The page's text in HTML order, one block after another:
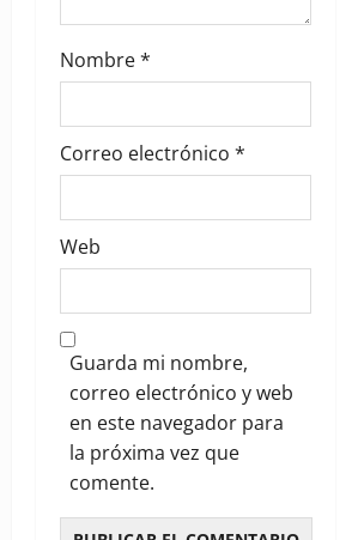
Nombre*
Correo electrónico *
Web
Guarda mi nombre,
correo electrónico y web
en este navegador para
la próxima vez que
comente.